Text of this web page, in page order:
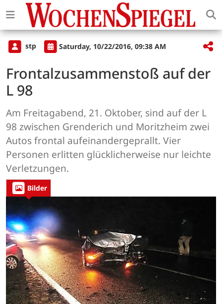
stp Saturday, 10/22/2016, 09:38 AM
Frontalzusammenstoß auf der
L 98
Am Freitagabend, 21. Oktober, sind auf der L
98 zwischen Grenderich und Moritzheim zwei
Autos frontal aufeinandergeprallt. Vier
Personen erlitten glücklicherweise nur leichte
Verletzungen.
Bilder